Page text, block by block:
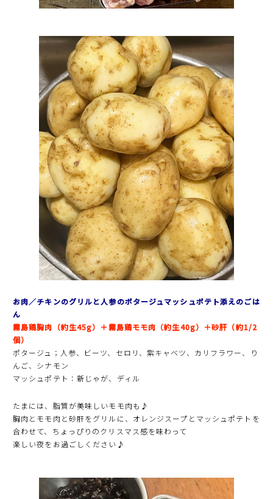
お肉／チキンのグリルと人参のポタージュマッシュポテト添えのごは
ん
霧島鶏胸肉（約生45g）＋霧島鶏モモ肉（約生40g）＋砂肝（約1/2
個）
ポタージュ；人参、ビーツ、セロリ、紫キャベツ、カリフラワー、り
んご、シナモン
マッシュポテト：新じゃが、ディル
たまには、脂質が美味しいモモ肉も♪
胸肉とモモ肉と砂肝をグリルに、オレンジスープとマッシュポテトを
合わせて、ちょっぴりのクリスマス感を味わって
楽しい夜をお過ごしください♪